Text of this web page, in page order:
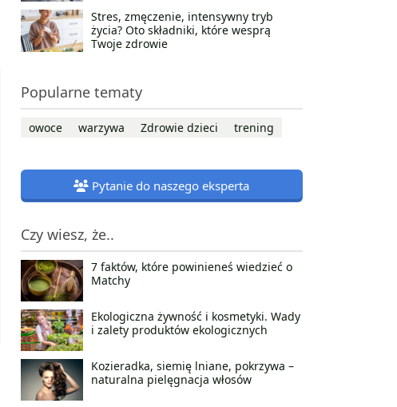
Stres, zmęczenie, intensywny tryb
życia? Oto składniki, które wesprą
Twoje zdrowie
Popularne tematy
owoce warzywa Zdrowie dzieci trening
Pytanie do naszego eksperta
Czy wiesz, że..
7 faktów, które powinieneś wiedzieć o
Matchy
Ekologiczna żywność i kosmetyki. Wady
i zalety produktów ekologicznych
Kozieradka, siemię lniane, pokrzywa –
naturalna pielęgnacja włosów